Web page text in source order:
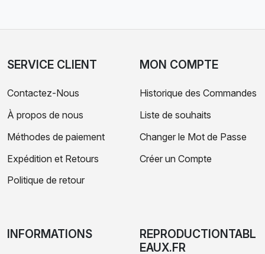
SERVICE CLIENT
Contactez-Nous
À propos de nous
Méthodes de paiement
Expédition et Retours
Politique de retour
MON COMPTE
Historique des Commandes
Liste de souhaits
Changer le Mot de Passe
Créer un Compte
INFORMATIONS
REPRODUCTIONTABL
EAUX.FR